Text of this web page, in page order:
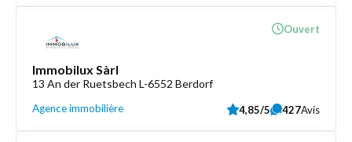
Immobilux Sàrl
13 An der Ruetsbech L-6552 Berdorf
Agence immobilière
Ouvert
4,85/5 427Avis